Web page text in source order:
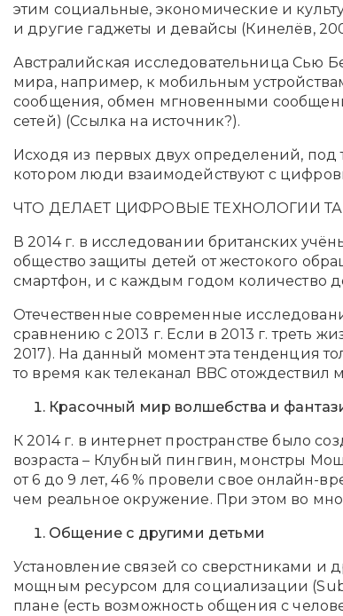
этим социальные, экономические и
и другие гаджеты и девайсы (Кинелёв,
Австралийская исследовательница Сью
мира, например, к мобильным
сообщения, обмен мгновенными
сетей) (Ссылка на источник?).
Исходя из первых двух определений, под
котором люди взаимодействуют с
ЧТО ДЕЛАЕТ ЦИФРОВЫЕ ТЕХНОЛОГИИ
В 2014 г. в исследовании британских
общество защиты детей от жестокого
смартфон, и с каждым годом количество
Отечественные современные
сравнению с 2013 г. Если в 2013 г. треть
2017). На данный момент эта тенденция
то время как телеканал BBC
Красочный мир волшебства и
К 2014 г. в интернет пространстве было
возраста – Клубный пингвин, монстры
от 6 до 9 лет, 46 % провели свое онлайн-
чем реальное окружение. При этом во
Общение с другими детьми
Установление связей со сверстниками и
мощным ресурсом для социализации
плане (есть возможность общения с